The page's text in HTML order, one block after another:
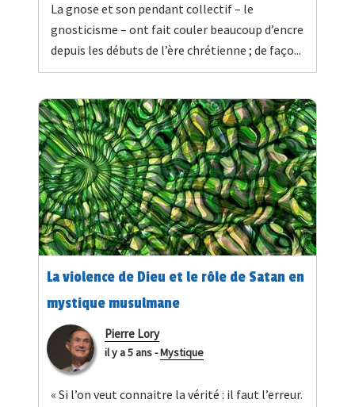
La gnose et son pendant collectif – le
gnosticisme – ont fait couler beaucoup d’encre
depuis les débuts de l’ère chrétienne ; de faço...
La violence de Dieu et le rôle de Satan en
mystique musulmane
Pierre Lory
il y a 5 ans-Mystique
« Si l’on veut connaitre la vérité : il faut l’erreur.